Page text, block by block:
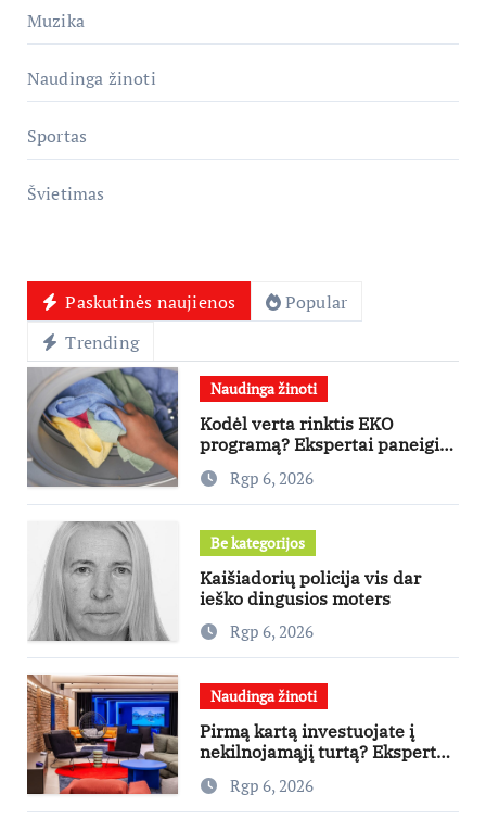
Muzika
Naudinga žinoti
Sportas
Švietimas
Paskutinės naujienos
Popular
Trending
Naudinga žinoti
Kodėl verta rinktis EKO
programą? Ekspertai paneigia
dažniausius mitus
Rgp 6, 2026
Be kategorijos
Kaišiadorių policija vis dar
ieško dingusios moters
Rgp 6, 2026
Naudinga žinoti
Pirmą kartą investuojate į
nekilnojamąjį turtą? Ekspertas
pataria, kaip pasirinkti būstą,
kuris generuos grąžą
Rgp 6, 2026